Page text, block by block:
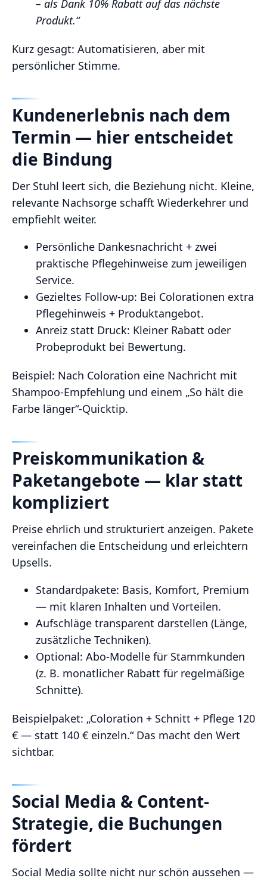
– als Dank 10% Rabatt auf das nächste
Produkt.“
Kurz gesagt: Automatisieren, aber mit
persönlicher Stimme.
Kundenerlebnis nach dem
Termin — hier entscheidet
die Bindung
Der Stuhl leert sich, die Beziehung nicht. Kleine,
relevante Nachsorge schafft Wiederkehrer und
empfiehlt weiter.
Persönliche Dankesnachricht + zwei
praktische Pflegehinweise zum jeweiligen
Service.
Gezieltes Follow‑up: Bei Colorationen extra
Pflegehinweis + Produktangebot.
Anreiz statt Druck: Kleiner Rabatt oder
Probeprodukt bei Bewertung.
Beispiel: Nach Coloration eine Nachricht mit
Shampoo‑Empfehlung und einem „So hält die
Farbe länger“-Quicktip.
Preiskommunikation &
Paketangebote — klar statt
kompliziert
Preise ehrlich und strukturiert anzeigen. Pakete
vereinfachen die Entscheidung und erleichtern
Upsells.
Standardpakete: Basis, Komfort, Premium
— mit klaren Inhalten und Vorteilen.
Aufschläge transparent darstellen (Länge,
zusätzliche Techniken).
Optional: Abo-Modelle für Stammkunden
(z. B. monatlicher Rabatt für regelmäßige
Schnitte).
Beispielpaket: „Coloration + Schnitt + Pflege 120
€ — statt 140 € einzeln.“ Das macht den Wert
sichtbar.
Social Media & Content-
Strategie, die Buchungen
fördert
Social Media sollte nicht nur schön aussehen —